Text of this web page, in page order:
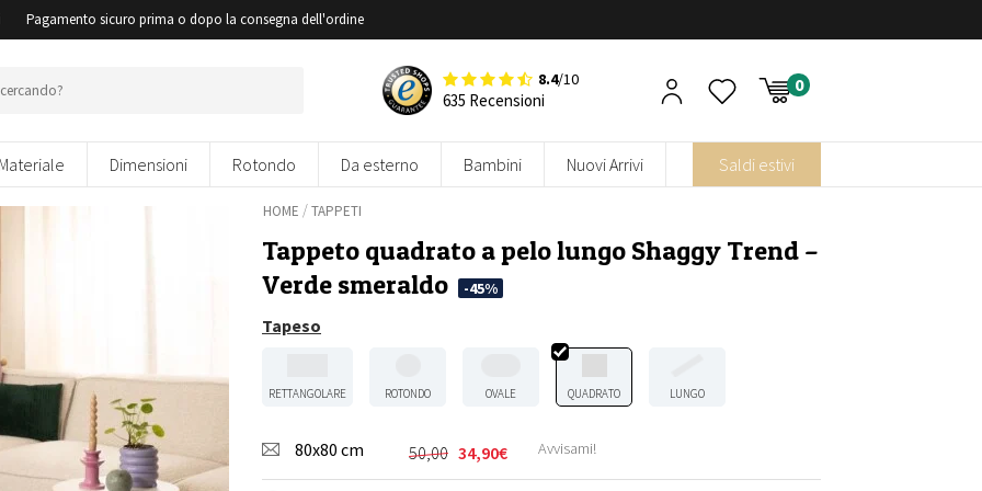
Pagamento sicuro prima o dopo la consegna dell'ordine
8.4/10
635 Recensioni
Materiale Dimensioni Rotondo Da esterno Bambini Nuovi Arrivi Saldi estivi
HOME /TAPPETI
Tappeto quadrato a pelo lungo Shaggy Trend –
Verde smeraldo
-45%
Tapeso
RETTANGOLARE ROTONDO OVALE QUADRATO LUNGO
80x80 cm 50,00
Il
prezzo
34,90€
Il
prezzo
Avvisami!